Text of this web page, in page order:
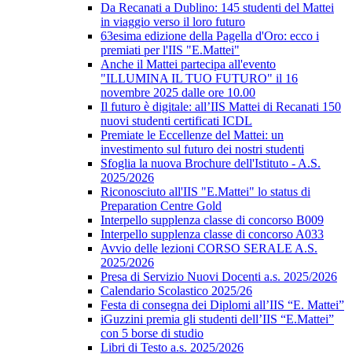
Da Recanati a Dublino: 145 studenti del Mattei
in viaggio verso il loro futuro
63esima edizione della Pagella d'Oro: ecco i
premiati per l'IIS "E.Mattei"
Anche il Mattei partecipa all'evento
"ILLUMINA IL TUO FUTURO" il 16
novembre 2025 dalle ore 10.00
Il futuro è digitale: all’IIS Mattei di Recanati 150
nuovi studenti certificati ICDL
Premiate le Eccellenze del Mattei: un
investimento sul futuro dei nostri studenti
Sfoglia la nuova Brochure dell'Istituto - A.S.
2025/2026
Riconosciuto all'IIS "E.Mattei" lo status di
Preparation Centre Gold
Interpello supplenza classe di concorso B009
Interpello supplenza classe di concorso A033
Avvio delle lezioni CORSO SERALE A.S.
2025/2026
Presa di Servizio Nuovi Docenti a.s. 2025/2026
Calendario Scolastico 2025/26
Festa di consegna dei Diplomi all’IIS “E. Mattei”
iGuzzini premia gli studenti dell’IIS “E.Mattei”
con 5 borse di studio
Libri di Testo a.s. 2025/2026